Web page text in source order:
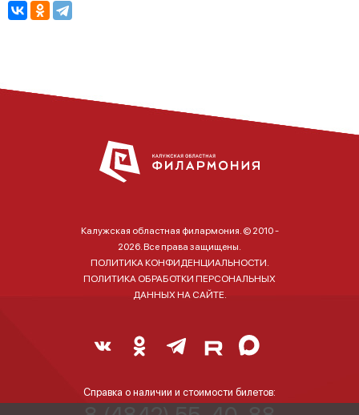
Калужская областная филармония. © 2010 -
2026. Все права защищены.
ПОЛИТИКА КОНФИДЕНЦИАЛЬНОСТИ.
ПОЛИТИКА ОБРАБОТКИ ПЕРСОНАЛЬНЫХ
ДАННЫХ НА САЙТЕ.
Справка о наличии и стоимости билетов: